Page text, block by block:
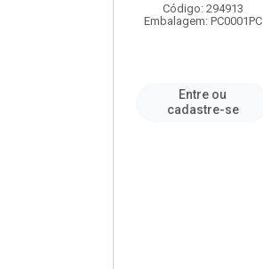
Código: 294913
Embalagem: PC0001PC
Entre ou
cadastre-se